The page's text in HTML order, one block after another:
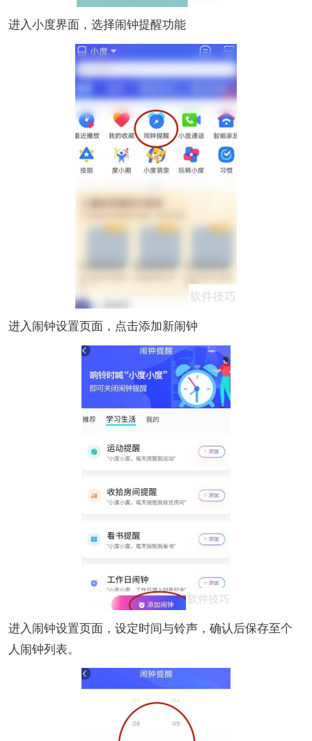
进入小度界面，选择闹钟提醒功能
进入闹钟设置页面，点击添加新闹钟
进入闹钟设置页面，设定时间与铃声，确认后保存至个
人闹钟列表。